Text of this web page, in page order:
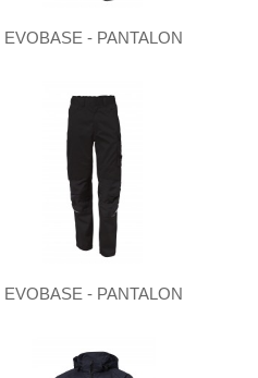
EVOBASE - PANTALON
EVOBASE - PANTALON